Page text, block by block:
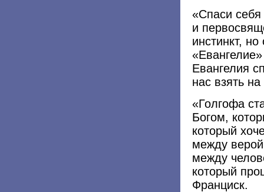
«Спаси
и
инстинкт,
Евангелия
нас взять
«Голгофа
Богом,
который
между
между
который
Франциск.